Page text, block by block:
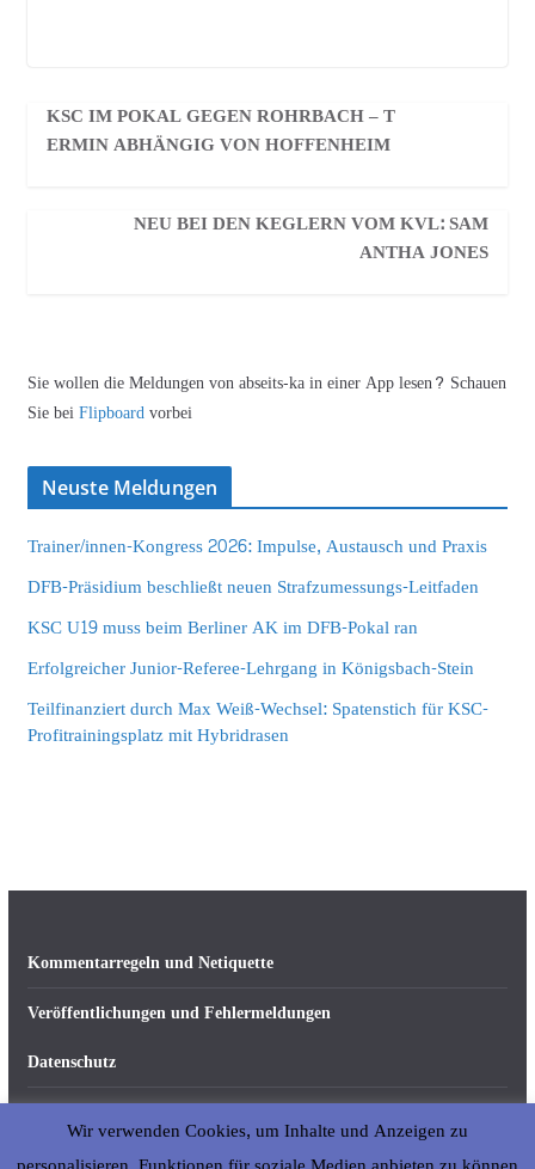
KSC IM POKAL GEGEN ROHRBACH – T
ERMIN ABHÄNGIG VON HOFFENHEIM
NEU BEI DEN KEGLERN VOM KVL: SAM
ANTHA JONES
Sie wollen die Meldungen von abseits-ka in einer App lesen? Schauen
Sie beiFlipboardvorbei
Neuste Meldungen
Trainer/innen-Kongress 2026: Impulse, Austausch und Praxis
DFB-Präsidium beschließt neuen Strafzumessungs-Leitfaden
KSC U19 muss beim Berliner AK im DFB-Pokal ran
Erfolgreicher Junior-Referee-Lehrgang in Königsbach-Stein
Teilfinanziert durch Max Weiß-Wechsel: Spatenstich für KSC-
Profitrainingsplatz mit Hybridrasen
Kommentarregeln und Netiquette
Veröffentlichungen und Fehlermeldungen
Datenschutz
Impressum
Über abseits-ka.de
Wir verwenden Cookies, um Inhalte und Anzeigen zu